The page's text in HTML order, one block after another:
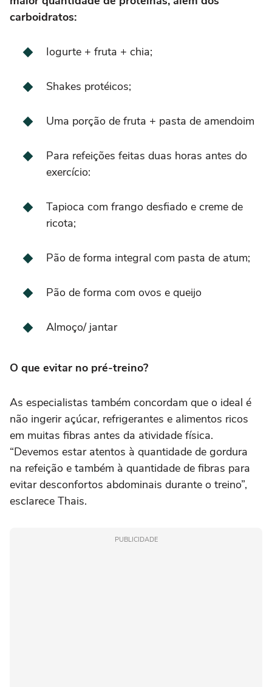
carboidratos:
Iogurte + fruta + chia;
Shakes protéicos;
Uma porção de fruta + pasta de amendoim
Para refeições feitas duas horas antes do
exercício:
Tapioca com frango desfiado e creme de
ricota;
Pão de forma integral com pasta de atum;
Pão de forma com ovos e queijo
Almoço/ jantar
O que evitar no pré-treino?
As especialistas também concordam que o ideal é
não ingerir açúcar, refrigerantes e alimentos ricos
em muitas fibras antes da atividade física.
“Devemos estar atentos à quantidade de gordura
na refeição e também à quantidade de fibras para
evitar desconfortos abdominais durante o treino”,
esclarece Thais.
PUBLICIDADE